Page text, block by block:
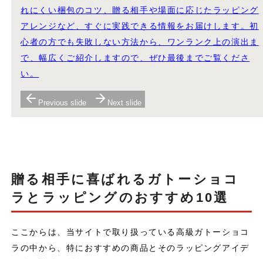
れにくい梱包のコツ、贈る相手や場面に応じたラッピング
アレンジなど、すぐに実践できる情報をお届けします。初
心者の方でも失敗しない方法から、ワンランク上の演出ま
で、幅広くご紹介しますので、ぜひ最後までご覧くださ
い。
Previous slide Next slide
贈る相手に喜ばれるガトーショコ
ラとラッピングのおすすめ10選
ここからは、当サイトで取り扱っている高級ガトーショコ
ラの中から、特におすすめの商品とそのラッピングアイデ